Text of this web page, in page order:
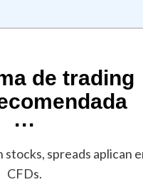
de trading
···
stocks, spreads aplican
CFDs.